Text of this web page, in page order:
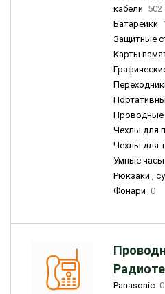
кабели 502
Батарейки
Защитные
Карты
Проводные
Чехлы для
Чехлы для
Умные
Рюкзаки ,
Фонари 0
Panasonic 0